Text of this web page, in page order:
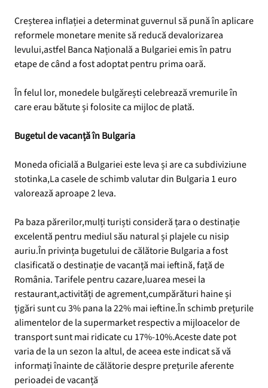
Creșterea inflației a determinat guvernul să pună în aplicare
reformele monetare menite să reducă devalorizarea
levului,astfel Banca Națională a Bulgariei emis în patru
etape de când a fost adoptat pentru prima oară.
În felul lor, monedele bulgărești celebrează vremurile în
care erau bătute și folosite ca mijloc de plată.
Bugetul de vacanță în Bulgaria
Moneda oficială a Bulgariei este leva și are ca subdiviziune
stotinka,La casele de schimb valutar din Bulgaria 1 euro
valorează aproape 2 leva.
Pa baza părerilor,mulți turiști consideră țara o destinație
excelentă pentru mediul său natural și plajele cu nisip
auriu.În privința bugetului de călătorie Bulgaria a fost
clasificată o destinație de vacanță mai ieftină, față de
România. Tarifele pentru cazare,luarea mesei la
restaurant,activități de agrement,cumpărături haine și
țigări sunt cu 3% pana la 22% mai ieftine.În schimb prețurile
alimentelor de la supermarket respectiv a mijloacelor de
transport sunt mai ridicate cu 17%-10%.Aceste date pot
varia de la un sezon la altul, de aceea este indicat să vă
informați înainte de călătorie despre prețurile aferente
perioadei de vacanță